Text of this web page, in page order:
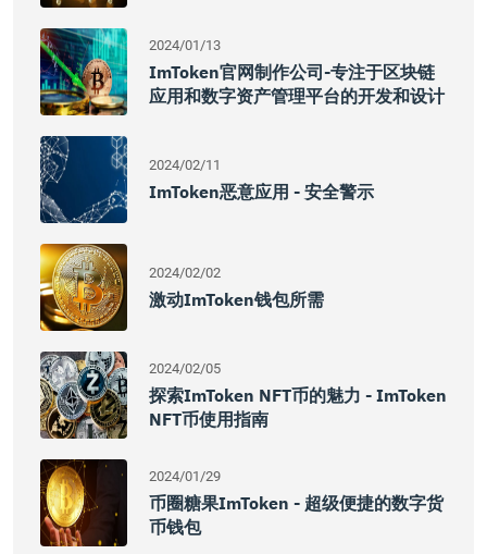
2024/01/13
ImToken官网制作公司-专注于区块链
应用和数字资产管理平台的开发和设计
2024/02/11
ImToken恶意应用 - 安全警示
2024/02/02
激动imToken钱包所需
2024/02/05
探索imToken NFT币的魅力 - ImToken
NFT币使用指南
2024/01/29
币圈糖果imToken - 超级便捷的数字货
币钱包